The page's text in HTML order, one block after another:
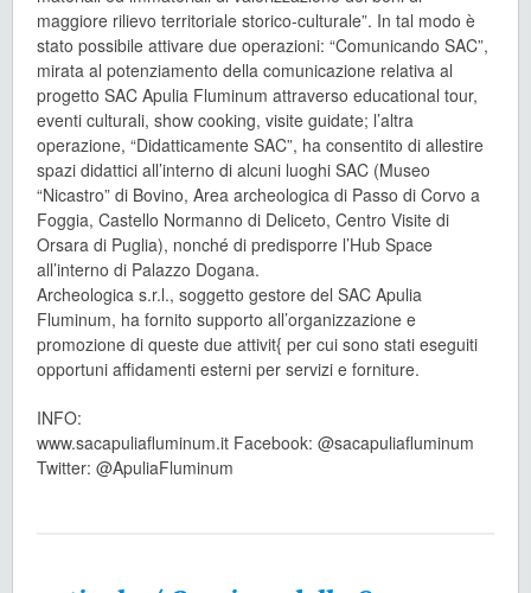
maggiore rilievo territoriale storico-culturale”. In tal modo è
stato possibile attivare due operazioni: “Comunicando SAC”,
mirata al potenziamento della comunicazione relativa al
progetto SAC Apulia Fluminum attraverso educational tour,
eventi culturali, show cooking, visite guidate; l’altra
operazione, “Didatticamente SAC”, ha consentito di allestire
spazi didattici all’interno di alcuni luoghi SAC (Museo
“Nicastro” di Bovino, Area archeologica di Passo di Corvo a
Foggia, Castello Normanno di Deliceto, Centro Visite di
Orsara di Puglia), nonché di predisporre l’Hub Space
all’interno di Palazzo Dogana.
Archeologica s.r.l., soggetto gestore del SAC Apulia
Fluminum, ha fornito supporto all’organizzazione e
promozione di queste due attivit{ per cui sono stati eseguiti
opportuni affidamenti esterni per servizi e forniture.
INFO:
www.sacapuliafluminum.it Facebook: @sacapuliafluminum
Twitter: @ApuliaFluminum